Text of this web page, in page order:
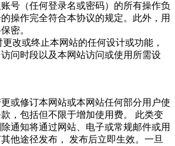
号（任何登录名或密码）的所有操作负
操作完全符合本协议的规定。此外，用
密。
改或终止本网站的任何设计或功能，
问时段以及本网站访问或使用所需设
或修订本网站或本网站任何部分用户使
，包括但不限于增加使用费。 此类变
通知将通过网站、电子或常规邮件或用
他途径发布， 发布后立即生效。一旦